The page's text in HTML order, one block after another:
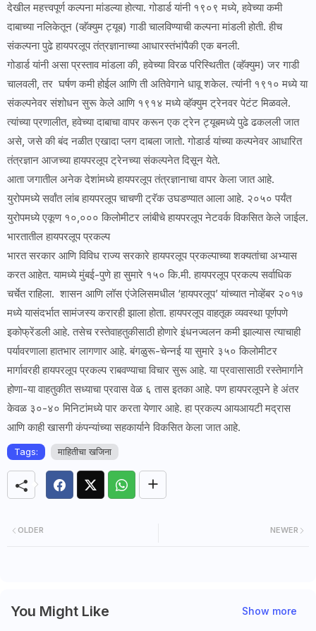
देखील महत्त्वपूर्ण कल्पना मांडल्या होत्या. गोडार्ड यांनी १९०९ मध्ये, हवेच्या कमी
दाबाच्या नलिकेतून (व्हॅक्युम ट्यूब) गाडी चालविण्याची कल्पना मांडली होती. हीच
संकल्पना पुढे हायपरलूप तंत्रज्ञानाच्या आधारस्तंभांपैकी एक बनली.
गोडार्ड यांनी असा प्रस्ताव मांडला की, हवेच्या विरळ परिस्थितीत (व्हॅक्युम) जर गाडी
चालवली, तर घर्षण कमी होईल आणि ती अतिवेगाने धावू शकेल. त्यांनी १९१० मध्ये या
संकल्पनेवर संशोधन सुरू केले आणि १९१४ मध्ये व्हॅक्युम ट्रेनवर पेटंट मिळवले.
त्यांच्या प्रणालीत, हवेच्या दाबाचा वापर करून एक ट्रेन ट्यूबमध्ये पुढे ढकलली जात
असे, जसे की बंद नळीत एखादा प्लग दाबला जातो. गोडार्ड यांच्या कल्पनेवर आधारित
तंत्रज्ञान आजच्या हायपरलूप ट्रेनच्या संकल्पनेत दिसून येते.
आता जगातील अनेक देशांमध्ये हायपरलूप तंत्रज्ञानाचा वापर केला जात आहे.
युरोपमध्ये सर्वांत लांब हायपरलूप चाचणी ट्रॅक उघडण्यात आला आहे. २०५० पर्यंत
युरोपमध्ये एकूण १०,००० किलोमीटर लांबीचे हायपरलूप नेटवर्क विकसित केले जाईल.
भारतातील हायपरलूप प्रकल्प
भारत सरकार आणि विविध राज्य सरकारे हायपरलूप प्रकल्पाच्या शक्यतांचा अभ्यास
करत आहेत. यामध्ये मुंबई-पुणे हा सुमारे १५० कि.मी. हायपरलूप प्रकल्प सर्वाधिक
चर्चेत राहिला. शासन आणि लॉस एंजेलिसमधील ‘हायपरलूप’ यांच्यात नोव्हेंबर २०१७
मध्ये यासंदर्भात सामंजस्य करारही झाला होता. हायपरलूप वाहतूक व्यवस्था पूर्णपणे
इकोफ्रेंडली आहे. तसेच रस्तेवाहतुकीसाठी होणारे इंधनज्वलन कमी झाल्यास त्याचाही
पर्यावरणाला हातभार लागणार आहे. बंगळुरू-चेन्नई या सुमारे ३५० किलोमीटर
मार्गावरही हायपरलूप प्रकल्प राबवण्याचा विचार सुरू आहे. या प्रवासासाठी रस्तेमार्गाने
होणा-या वाहतुकीत सध्याचा प्रवास वेळ ६ तास इतका आहे. पण हायपरलूपने हे अंतर
केवळ ३०-४० मिनिटांमध्ये पार करता येणार आहे. हा प्रकल्प आयआयटी मद्रास
आणि काही खासगी कंपन्यांच्या सहकार्याने विकसित केला जात आहे.
Tags: माहितीचा खजिना
NEWER
OLDER
You Might Like Show more